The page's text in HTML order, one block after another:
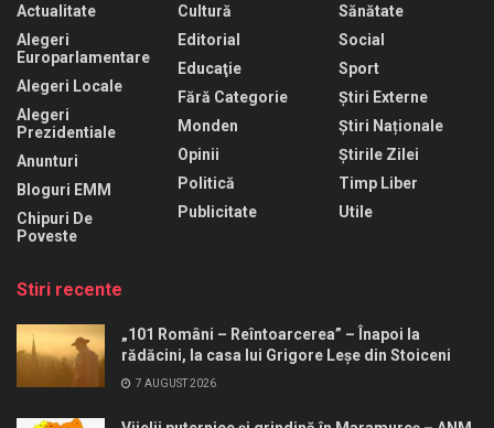
Actualitate
Alegeri
Europarlamentare
Alegeri Locale
Alegeri
Prezidentiale
Anunturi
Bloguri EMM
Chipuri De
Poveste
Cultură
Editorial
Educaţie
Fără Categorie
Monden
Opinii
Politică
Publicitate
Sănătate
Social
Sport
Știri Externe
Știri Naționale
Știrile Zilei
Timp Liber
Utile
Stiri recente
„101 Români – Reîntoarcerea” – Înapoi la
rădăcini, la casa lui Grigore Leșe din Stoiceni
7 AUGUST 2026